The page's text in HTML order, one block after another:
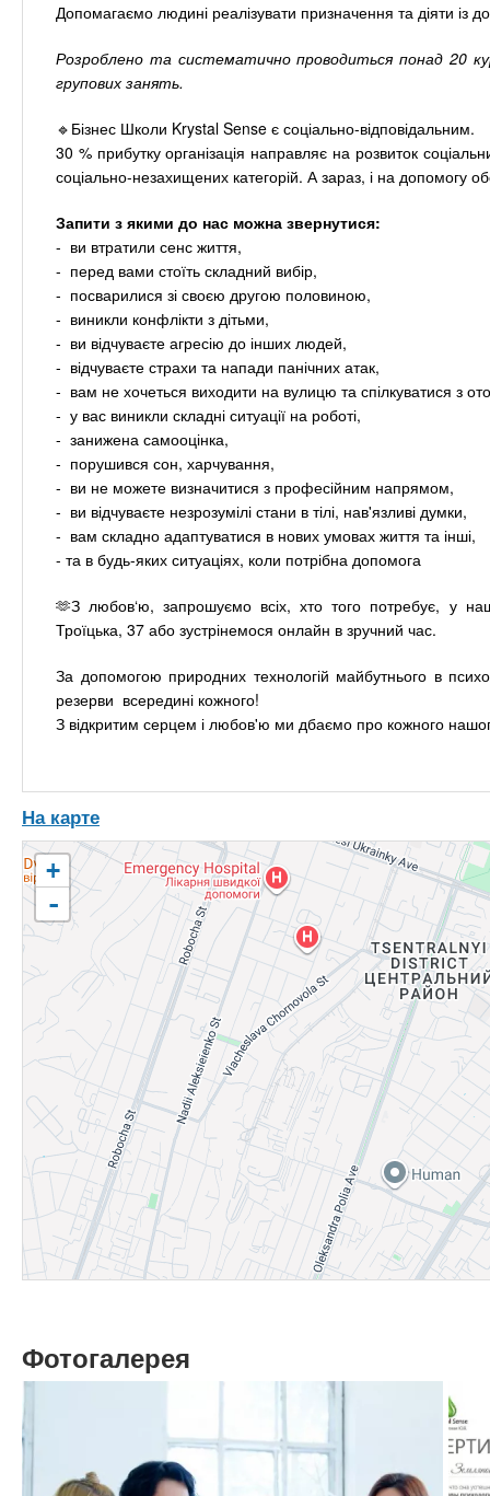
Допомагаємо людині реалізувати призначення та діяти із
Розроблено та систематично проводиться понад 20
групових занять.
🔹Бізнес Школи Krystal Sense є соціально-відповідальним.
30 % прибутку організація направляє на розвиток
соціально-незахищених категорій. А зараз, і на
Запити з якими до нас можна звернутися:
- ви втратили сенс життя,
- перед вами стоїть складний вибір,
- посварилися зі своєю другою половиною,
- виникли конфлікти з дітьми,
- ви відчуваєте агресію до інших людей,
- відчуваєте страхи та напади панічних атак,
- вам не хочеться виходити на вулицю та спілкуватися з
- у вас виникли складні ситуації на роботі,
- занижена самооцінка,
- порушився сон, харчування,
- ви не можете визначитися з професійним напрямом,
- ви відчуваєте незрозумілі стани в тілі, нав'язливі думки,
- вам складно адаптуватися в нових умовах життя та інші,
- та в будь-яких ситуаціях, коли потрібна допомога
🫶З любов‘ю, запрошуємо всіх, хто того потребує, у
Троїцька, 37 або зустрінемося онлайн в зручний час.
За допомогою природних технологій майбутнього в
резерви всередині кожного!
З відкритим серцем і любов'ю ми дбаємо про кожного
На карте
+
-
Фотогалерея